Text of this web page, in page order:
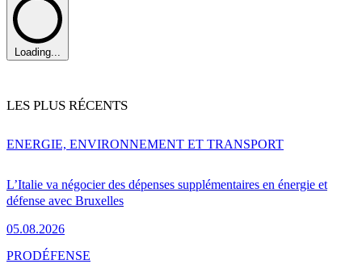
Loading...
LES PLUS RÉCENTS
L’Italie va négocier des dépenses supplémentaires en énergie et
défense avec Bruxelles
05.08.2026
ENERGIE, ENVIRONNEMENT ET TRANSPORT
PRODÉFENSE